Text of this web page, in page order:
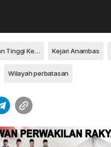
Kejaksaan Tinggi Kepulauan Riau Kejari Anambas
Wilayah perbatasan